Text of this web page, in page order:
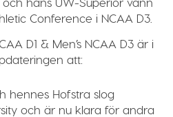
Conference i NCAA D3
D1 & Men’s NCAA D3 är i
att:
hennes Hofstra slog
och är nu klara för andra